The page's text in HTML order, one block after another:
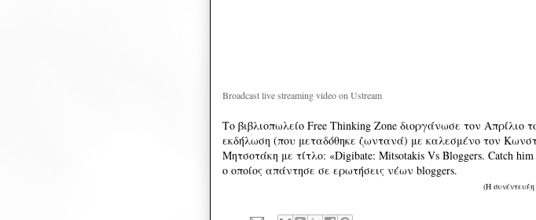
Broadcast live streaming video on Ustream
Το βιβλιοπωλείο Free Thinking Zone διοργάνωσε τον Απρίλιο
εκδήλωση (που μεταδόθηκε ζωντανά) με καλεσμένο τον
Μητσοτάκη με τίτλο: «Digibate: Μitsotakis Vs Bloggers. Catch
ο οποίος απάντησε σε ερωτήσεις νέων bloggers.
(Η συνέντευξη